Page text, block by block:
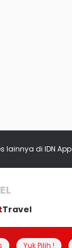
lainnya di IDN App
Travel
Yuk Pilih !